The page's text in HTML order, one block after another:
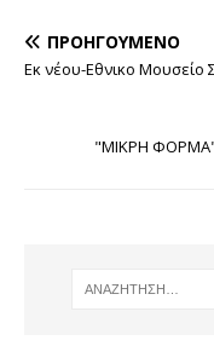
ΠΡΟΗΓΟΎΜΕΝΟ
Εκ νέου-Εθνικο Μουσείο
"ΜΙΚΡΗ